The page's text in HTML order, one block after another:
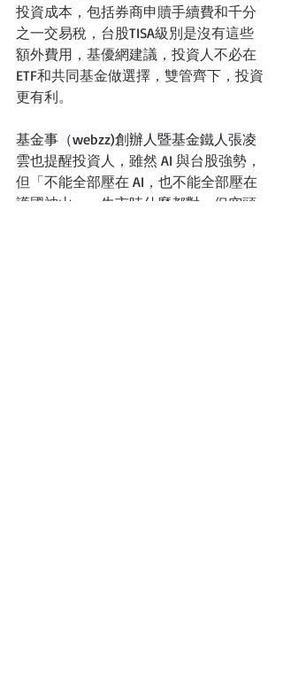
投資成本，包括券商申贖手續費和千分
之一交易稅，台股TISA級別是沒有這些
額外費用，基優網建議，投資人不必在
ETF和共同基金做選擇，雙管齊下，投資
更有利。
基金事（webzz)創辦人暨基金鐵人張凌
雲也提醒投資人，雖然 AI 與台股強勢，
但「不能全部壓在 AI，也不能全部壓在
護國神山」。牛市時什麼都對，但空頭